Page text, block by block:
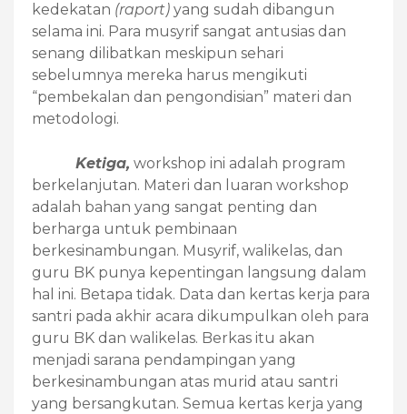
kedekatan (raport) yang sudah dibangun
selama ini. Para musyrif sangat antusias dan
senang dilibatkan meskipun sehari
sebelumnya mereka harus mengikuti
“pembekalan dan pengondisian” materi dan
metodologi.
Ketiga, workshop ini adalah program
berkelanjutan. Materi dan luaran workshop
adalah bahan yang sangat penting dan
berharga untuk pembinaan
berkesinambungan. Musyrif, walikelas, dan
guru BK punya kepentingan langsung dalam
hal ini. Betapa tidak. Data dan kertas kerja para
santri pada akhir acara dikumpulkan oleh para
guru BK dan walikelas. Berkas itu akan
menjadi sarana pendampingan yang
berkesinambungan atas murid atau santri
yang bersangkutan. Semua kertas kerja yang